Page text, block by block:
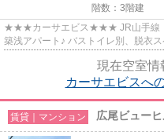
階数：3階建
★★★カーサエビス★★★ JR山手線「
築浅アパート♪ バストイレ別、脱衣
現在空室情
カーサエビスへ
賃貸｜マンション 広尾ビュー